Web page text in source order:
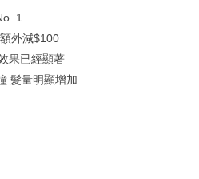
1
外減$100
果已經顯著
髮量明顯增加